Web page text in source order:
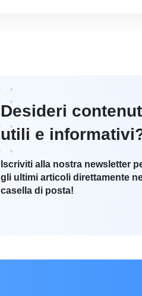
Desideri
utili e
Iscriviti alla nostra newsletter
gli ultimi articoli direttamente
casella di posta!